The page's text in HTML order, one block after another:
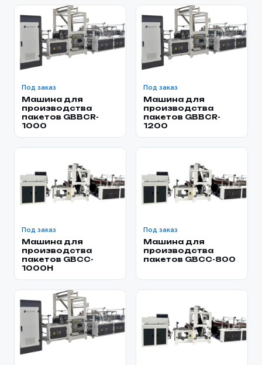
Под заказ
Машина для
производства
пакетов GBBCR-
1000
Под заказ
Машина для
производства
пакетов GBBCR-
1200
Под заказ
Машина для
производства
пакетов GBCC-
1000H
Под заказ
Машина для
производства
пакетов GBCC-800